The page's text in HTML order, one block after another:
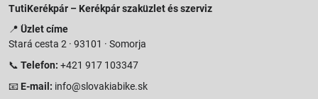
TutiKerékpár – Kerékpár szaküzlet és szerviz
📍 Üzlet címe
Stará cesta 2 · 93101 · Somorja
📞 Telefon: +421 917 103347
📧 E-mail: info@slovakiabike.sk